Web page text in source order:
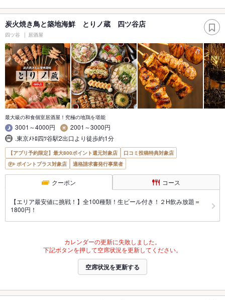
炭火焼き鳥と築地海鮮 とりノ蔵 四ツ谷店
四ツ谷 居酒屋
最大級の和食個室居酒屋！究極の地鶏を堪能
3001～4000円
2001～3000円
.東京ﾒﾄﾛ四ﾂ谷駅2出口より徒歩約1分
【アプリ予約限定】最大800ポイント還元対象店
口コミ投稿特典対象店
ポイントプラス対象店
適格請求書発行事業者
クーポン コース
【エリア最安値に挑戦！】全100種類！生ビール付き！２H飲み放題＝
1800円！
カレンダーの更新に失敗しました。
下記ボタンを押して空席状況を更新してください。
空席状況を更新する